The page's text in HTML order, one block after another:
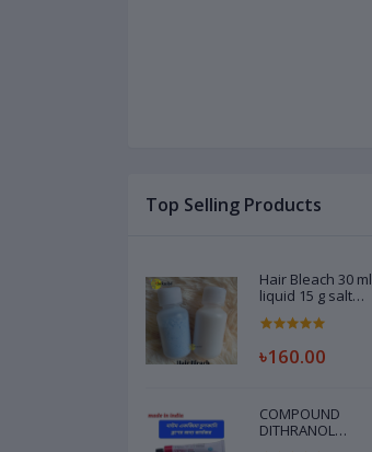
Top Selling Products
Hair Bleach 30 ml
liquid 15 g salt
02788603
৳160.00
COMPOUND
DITHRANOL